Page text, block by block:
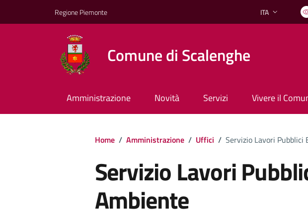
Regione Piemonte Lingua attiva:
ITA
Comune di Scalenghe
Amministrazione Novità Servizi Vivere il
Home / Amministrazione / Uffici / Servizio Lavori Pubblici
Servizio Lavori
Ambiente